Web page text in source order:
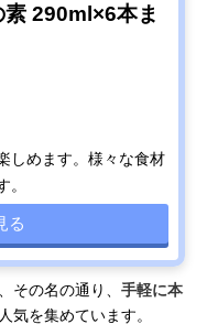
290ml×6本ま
しめます。様々な食材
る
その名の通り、 手軽に本
気を集めています。